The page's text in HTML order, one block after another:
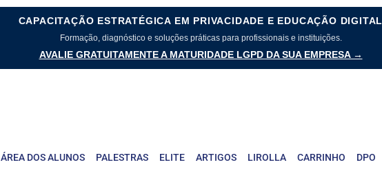
CAPACITAÇÃO ESTRATÉGICA EM PRIVACIDADE E EDUCAÇÃO DIGITAL
Formação, diagnóstico e soluções práticas para profissionais e instituições.
AVALIE GRATUITAMENTE A MATURIDADE LGPD DA SUA EMPRESA →
ÁREA DOS ALUNOS PALESTRAS ELITE ARTIGOS LIROLLA CARRINHO DPO